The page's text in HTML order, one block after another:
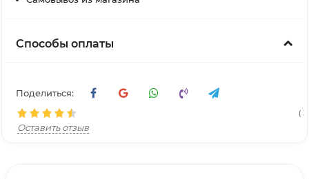
Способы оплаты
Поделиться:
(
Оставить отзыв